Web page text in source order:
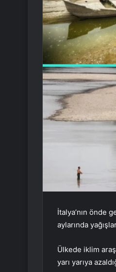
İtalya’nın önde
aylarında
Ülkede iklim
yarı yarıya